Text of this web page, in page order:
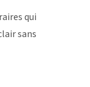
qui
sans